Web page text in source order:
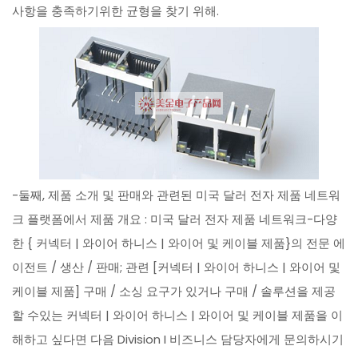
사항을 충족하기위한 균형을 찾기 위해.
-둘째, 제품 소개 및 판매와 관련된 미국 달러 전자 제품 네트워
크 플랫폼에서 제품 개요 : 미국 달러 전자 제품 네트워크-다양
한 { 커넥터 | 와이어 하니스 | 와이어 및 케이블 제품}의 전문 에
이전트 / 생산 / 판매; 관련 [커넥터 | 와이어 하니스 | 와이어 및
케이블 제품] 구매 / 소싱 요구가 있거나 구매 / 솔루션을 제공
할 수있는 커넥터 | 와이어 하니스 | 와이어 및 케이블 제품을 이
해하고 싶다면 다음 Division I 비즈니스 담당자에게 문의하시기